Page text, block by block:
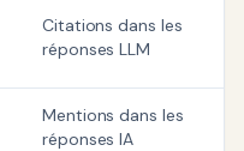
Citations dans les
réponses LLM
Mentions dans les
réponses IA